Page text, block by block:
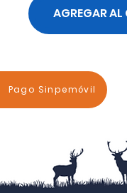
AGREGAR AL
Pago Sinpemóvil